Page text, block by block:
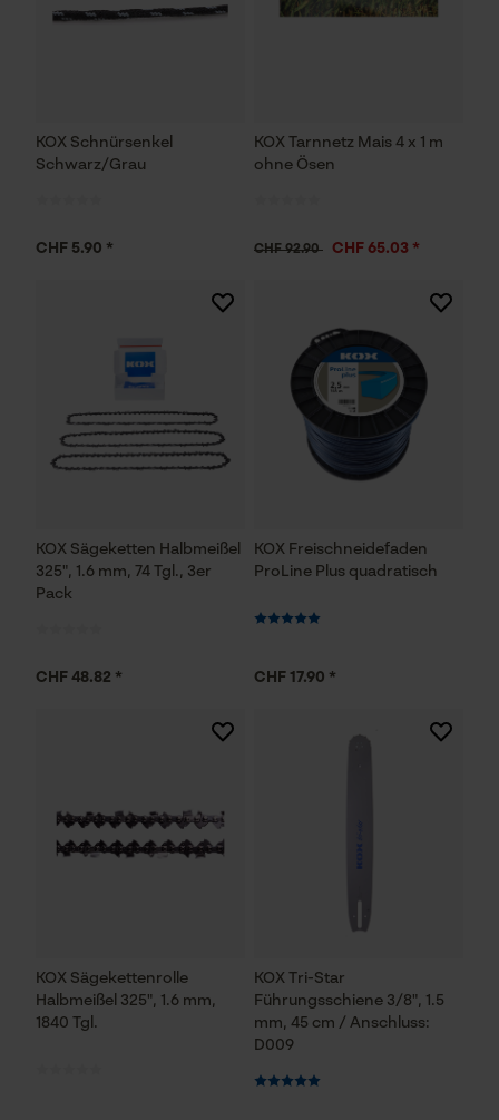
KOX Schnürsenkel
Schwarz/Grau
CHF 5.90 *
KOX Tarnnetz Mais 4 x 1 m
ohne Ösen
CHF 92.90 CHF 65.03 *
KOX Sägeketten Halbmeißel
325", 1.6 mm, 74 Tgl., 3er
Pack
CHF 48.82 *
KOX Freischneidefaden
ProLine Plus quadratisch
CHF 17.90 *
KOX Sägekettenrolle
Halbmeißel 325", 1.6 mm,
1840 Tgl.
KOX Tri-Star
Führungsschiene 3/8", 1.5
mm, 45 cm / Anschluss:
D009